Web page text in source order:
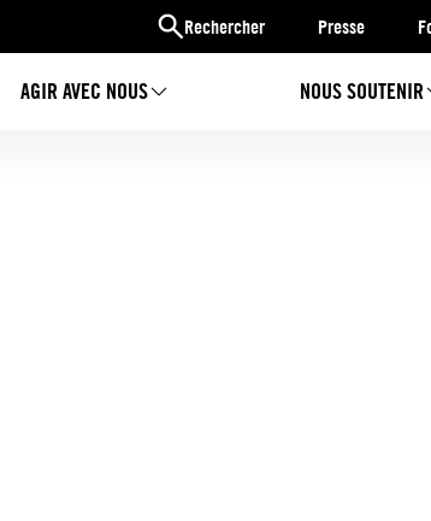
Rechercher Presse
AGIR AVEC NOUS NOUS SOUTENIR